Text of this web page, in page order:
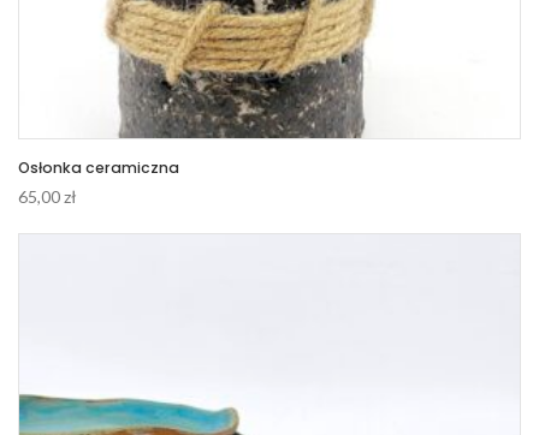
Osłonka ceramiczna
65,00zł